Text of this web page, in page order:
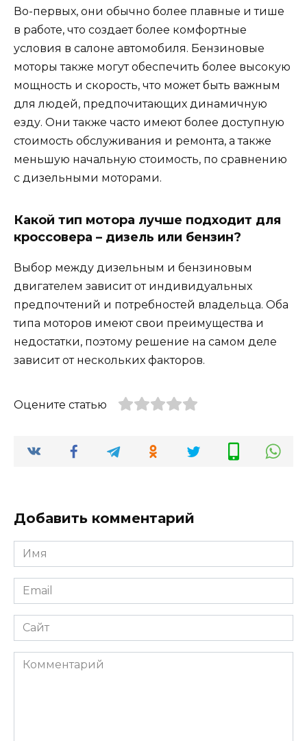
Во-первых, они обычно более плавные и тише
в работе, что создает более комфортные
условия в салоне автомобиля. Бензиновые
моторы также могут обеспечить более высокую
мощность и скорость, что может быть важным
для людей, предпочитающих динамичную
езду. Они также часто имеют более доступную
стоимость обслуживания и ремонта, а также
меньшую начальную стоимость, по сравнению
с дизельными моторами.
Какой тип мотора лучше подходит для
кроссовера – дизель или бензин?
Выбор между дизельным и бензиновым
двигателем зависит от индивидуальных
предпочтений и потребностей владельца. Оба
типа моторов имеют свои преимущества и
недостатки, поэтому решение на самом деле
зависит от нескольких факторов.
Оцените статью
Добавить комментарий
Имя
*
Email
*
Сайт
Комментарий